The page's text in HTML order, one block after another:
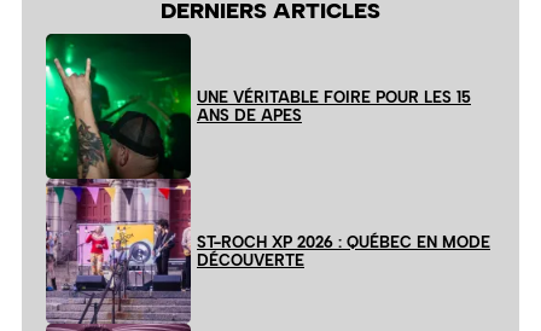
DERNIERS ARTICLES
UNE VÉRITABLE FOIRE POUR LES 15
ANS DE APES
ST-ROCH XP 2026 : QUÉBEC EN MODE
DÉCOUVERTE